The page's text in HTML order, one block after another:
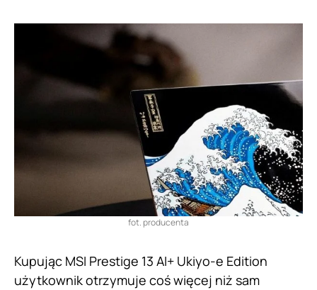
fot. producenta
Kupując MSI Prestige 13 AI+ Ukiyo-e Edition
użytkownik otrzymuje coś więcej niż sam